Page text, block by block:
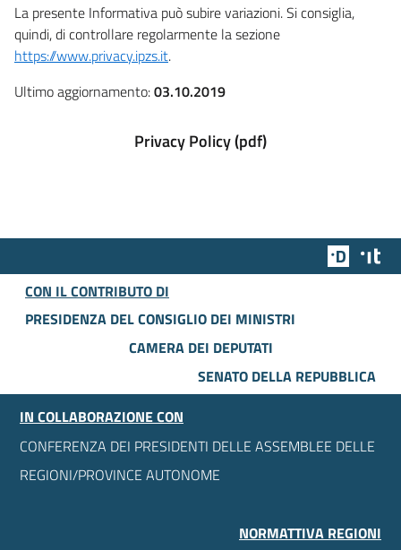
La presente Informativa può subire variazioni. Si consiglia,
quindi, di controllare regolarmente la sezione
https://www.privacy.ipzs.it.
Ultimo aggiornamento:03.10.2019
Privacy Policy (pdf)
Team
CON IL CONTRIBUTO DI
PRESIDENZA DEL CONSIGLIO DEI MINISTRI
CAMERA DEI DEPUTATI
SENATO DELLA REPUBBLICA
IN COLLABORAZIONE CON
CONFERENZA DEI PRESIDENTI DELLE ASSEMBLEE DELLE
REGIONI/PROVINCE AUTONOME
NORMATTIVA REGIONI